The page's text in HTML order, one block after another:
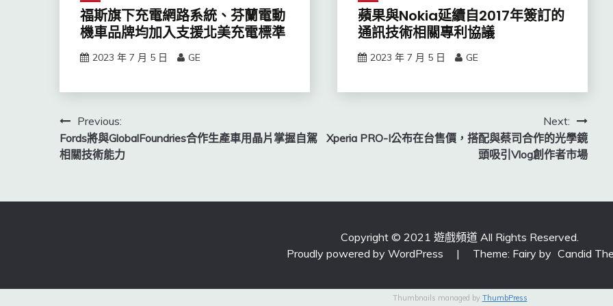
福斯旗下充電網路系統、芬蘭電動
機車品牌均加入支援北美充電標準
2023 年 7 月 5 日 GE
蘋果與Nokia延續自2017年簽訂的
通訊技術相關專利協議
2023 年 7 月 5 日 GE
文
章
覽
Previous:
Fords將與GlobalFoundries合作生產車用晶片掌握自駕
相關技術能力
Next:
Xperia PRO-I公布在台售價，搭配與蔡司合作的光學鏡
頭吸引Vlog創作者市場
Copyright © 2021 遊戲頻道 All Rights Reserved.
Proudly powered by WordPress
| Theme: Fairy by Candid
Thumbnails managed by ThumbPress